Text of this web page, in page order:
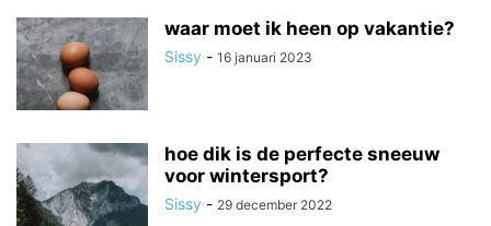
waar moet ik heen op vakantie?
Sissy - 16 januari 2023
hoe dik is de perfecte sneeuw
voor wintersport?
Sissy - 29 december 2022